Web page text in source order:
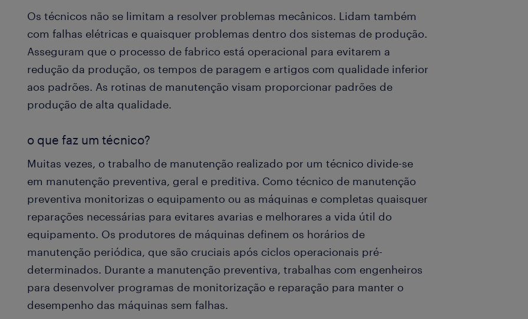
Os técnicos não se limitam a resolver problemas mecânicos. Lidam também
com falhas elétricas e quaisquer problemas dentro dos sistemas de produção.
Asseguram que o processo de fabrico está operacional para evitarem a
redução da produção, os tempos de paragem e artigos com qualidade inferior
aos padrões. As rotinas de manutenção visam proporcionar padrões de
produção de alta qualidade.
o que faz um técnico?
Muitas vezes, o trabalho de manutenção realizado por um técnico divide-se
em manutenção preventiva, geral e preditiva. Como técnico de manutenção
preventiva monitorizas o equipamento ou as máquinas e completas quaisquer
reparações necessárias para evitares avarias e melhorares a vida útil do
equipamento. Os produtores de máquinas definem os horários de
manutenção periódica, que são cruciais após ciclos operacionais pré-
determinados. Durante a manutenção preventiva, trabalhas com engenheiros
para desenvolver programas de monitorização e reparação para manter o
desempenho das máquinas sem falhas.